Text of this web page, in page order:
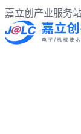
嘉立创产业服务